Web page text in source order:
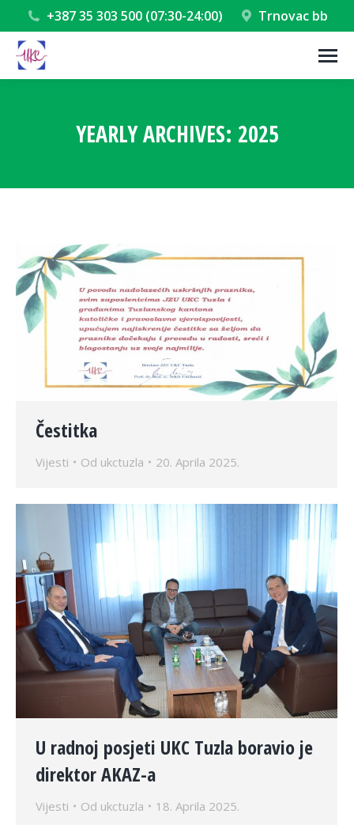
+387 35 303 500 (07:30-24:00) Trnovac bb
YEARLY ARCHIVES: 2025
Čestitka
Vijesti Od ukctuzla 20. Aprila 2025.
U radnoj posjeti UKC Tuzla boravio je
direktor AKAZ-a
Vijesti Od ukctuzla 18. Aprila 2025.